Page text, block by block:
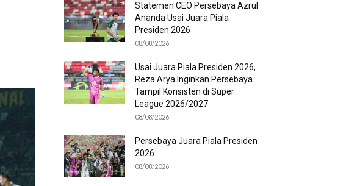
Statemen CEO Persebaya Azrul
Ananda Usai Juara Piala
Presiden 2026
08/08/2026
Usai Juara Piala Presiden 2026,
Reza Arya Inginkan Persebaya
Tampil Konsisten di Super
League 2026/2027
08/08/2026
Persebaya Juara Piala Presiden
2026
08/08/2026